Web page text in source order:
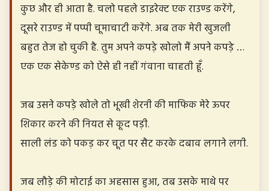
कुछ और ही आता है. चलो पहले डाइरेक्ट एक राउण्ड करेंगे,
दूसरे राउण्ड में पप्पी चूमाचाटी करेंगे. अब तक मेरी खुजली
बहुत तेज हो चुकी है. तुम अपने कपड़े खोलो मैं अपने कपड़े …
एक एक सेकेण्ड को ऐसे ही नहीं गंवाना चाहती हूँ.
जब उसने कपड़े खोले तो भूखी शेरनी की माफिक मेरे ऊपर
शिकार करने की नियत से कूद पड़ी.
साली लंड को पकड़ कर चूत पर सैट करके दबाव लगाने लगी.
जब लौड़े की मोटाई का अहसास हुआ, तब उसके माथे पर